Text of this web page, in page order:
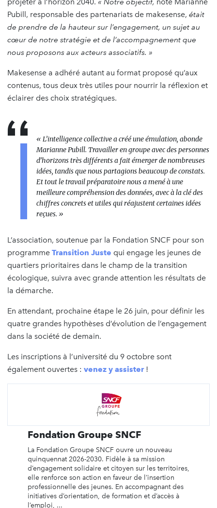
Pubill, responsable des partenariats de makesense, était
de prendre de la hauteur sur l’engagement, un sujet au
cœur de notre stratégie et de l’accompagnement que
nous proposons aux acteurs associatifs. »
Makesense a adhéré autant au format proposé qu’aux
contenus, tous deux très utiles pour nourrir la réflexion et
éclairer des choix stratégiques.
« L’intelligence collective a créé une émulation, abonde
Marianne Pubill. Travailler en groupe avec des personnes
d’horizons très différents a fait émerger de nombreuses
idées, tandis que nous partagions beaucoup de constats.
Et tout le travail préparatoire nous a mené à une
meilleure compréhension des données, avec à la clé des
chiffres concrets et utiles qui réajustent certaines idées
reçues. »
L’association, soutenue par la Fondation SNCF pour son
programme Transition Juste qui engage les jeunes de
quartiers prioritaires dans le champ de la transition
écologique, suivra avec grande attention les résultats de
la démarche.
En attendant, prochaine étape le 26 juin, pour définir les
quatre grandes hypothèses d’évolution de l’engagement
dans la société de demain.
Les inscriptions à l’université du 9 octobre sont
également ouvertes : venez y assister!
Fondation Groupe SNCF
La Fondation Groupe SNCF ouvre un nouveau
quinquennat 2026-2030. Fidèle à sa mission
d’engagement solidaire et citoyen sur les territoires,
elle renforce son action en faveur de l’insertion
professionnelle des jeunes. En accompagnant des
initiatives d’orientation, de formation et d’accès à
l’emploi, ...